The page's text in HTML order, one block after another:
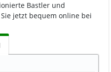
Bastler und
jetzt bequem online bei